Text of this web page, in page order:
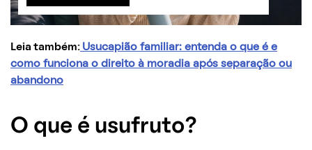
Leia também: Usucapião familiar: entenda o que é e
como funciona o direito à moradia após separação ou
abandono
O que é usufruto?